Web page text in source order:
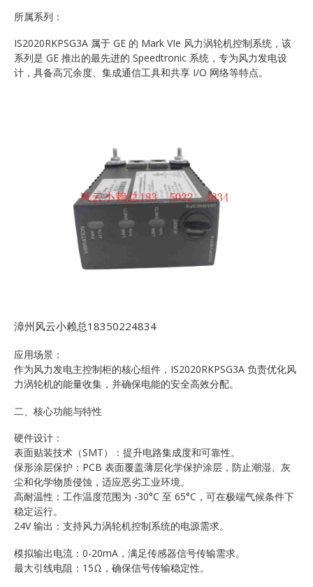
所属系列：
IS2020RKPSG3A 属于 GE 的 Mark VIe 风力涡轮机控制系统，该
系列是 GE 推出的最先进的 Speedtronic 系统，专为风力发电设
计，具备高冗余度、集成通信工具和共享 I/O 网络等特点。
漳州风云小赖总18350224834
应用场景：
作为风力发电主控制柜的核心组件，IS2020RKPSG3A 负责优化风
力涡轮机的能量收集，并确保电能的安全高效分配。
二、核心功能与特性
硬件设计：
表面贴装技术（SMT）：提升电路集成度和可靠性。
保形涂层保护：PCB 表面覆盖薄层化学保护涂层，防止潮湿、灰
尘和化学物质侵蚀，适应恶劣工业环境。
高耐温性：工作温度范围为 -30°C 至 65°C，可在极端气候条件下
稳定运行。
24V 输出：支持风力涡轮机控制系统的电源需求。
模拟输出电流：0-20mA，满足传感器信号传输需求。
最大引线电阻：15Ω，确保信号传输稳定性。